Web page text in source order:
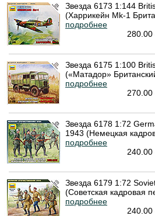
Звезда 6173 1:144
(Харрикейн Mk-1
подробнее
280.00
Звезда 6175 1:100
(«Матадор»
подробнее
270.00
Звезда 6178 1:72
1943 (Немецкая
подробнее
240.00
Звезда 6179 1:72
(Советская кадровая
подробнее
240.00